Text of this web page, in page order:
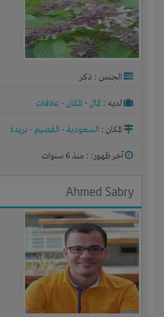
الجنس : ذكر
لديـه : المال - المكان - علاقات
المكان : السعودية - القصيم - بريدة
آخر ظهور: : منذ 6 سنوات
Ahmed Sabry